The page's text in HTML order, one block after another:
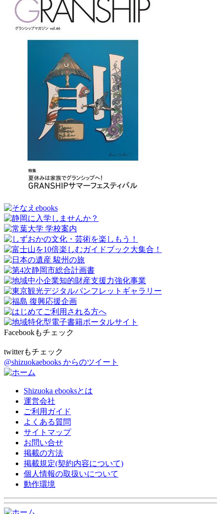
Facebookもチェック
twitterもチェック
@shizuokaebooks からのツイート
Shizuoka ebooksとは
運営会社
ご利用ガイド
よくある質問
サイトマップ
お問い合せ
掲載の方法
掲載規定(契約内容について)
個人情報の取扱いについて
動作環境